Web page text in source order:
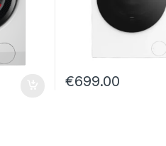
€699.00